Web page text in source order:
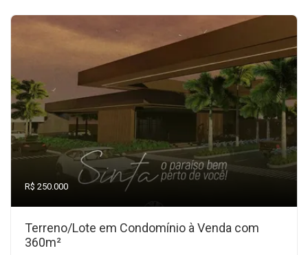
R$ 250.000
Terreno/Lote em Condomínio à Venda com
360m²